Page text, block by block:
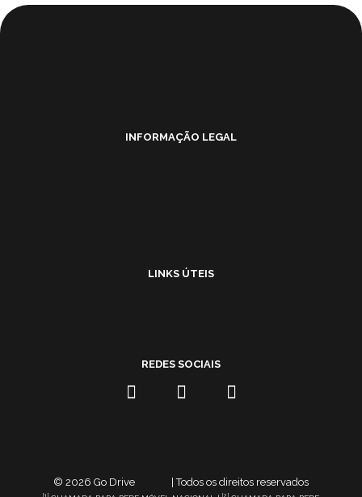
INFORMAÇÃO LEGAL
LINKS ÚTEIS
REDES SOCIAIS
© 2026 Go Drive | Todos os direitos reservados